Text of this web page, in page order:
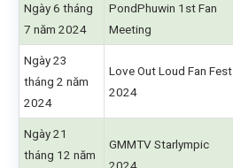
Ngày 6 tháng
7 năm 2024
PondPhuwin 1st Fan
Meeting
Ngày 23
tháng 2 năm
2024
Love Out Loud Fan Fest
2024
Ngày 21
tháng 12 năm
GMMTV Starlympic